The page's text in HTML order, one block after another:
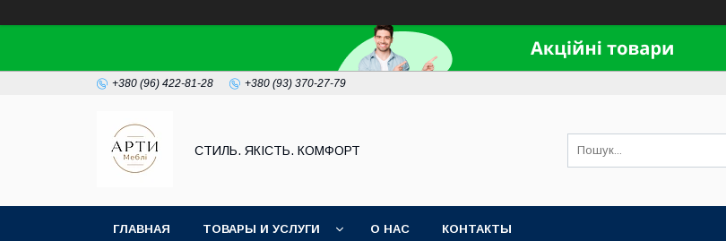
+380 (96) 422-81-28 +380 (93) 370-27-79
СТИЛЬ. ЯКІСТЬ. КОМФОРТ
ГЛАВНАЯ ТОВАРЫ И УСЛУГИ О НАС КОНТАКТЫ